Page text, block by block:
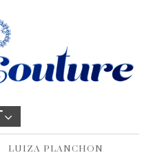
LUIZA PLANCHON